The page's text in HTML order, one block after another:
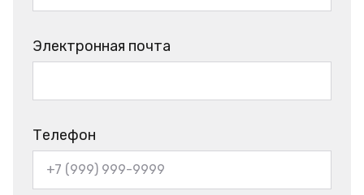
Электронная почта
Телефон